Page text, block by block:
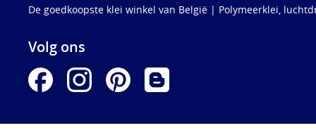
De goedkoopste klei winkel van België | Polymeerklei,
Volg ons